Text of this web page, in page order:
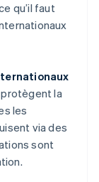
qu’il faut
la
les
via des
sont